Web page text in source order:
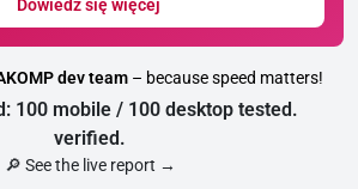
Dowiedz się więcej
dev team– because speed matters!
100 mobile / 100 desktop tested.
verified.
🔎 See the live report →